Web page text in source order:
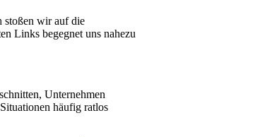
stoßen wir auf die
Links begegnet uns nahezu
Unternehmen
häufig ratlos